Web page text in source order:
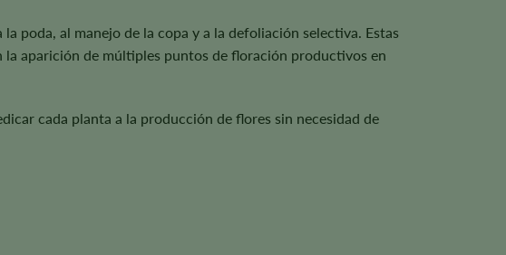
poda, al manejo de la copa y a la defoliación selectiva. Estas
aparición de múltiples puntos de floración productivos en
cada planta a la producción de flores sin necesidad de